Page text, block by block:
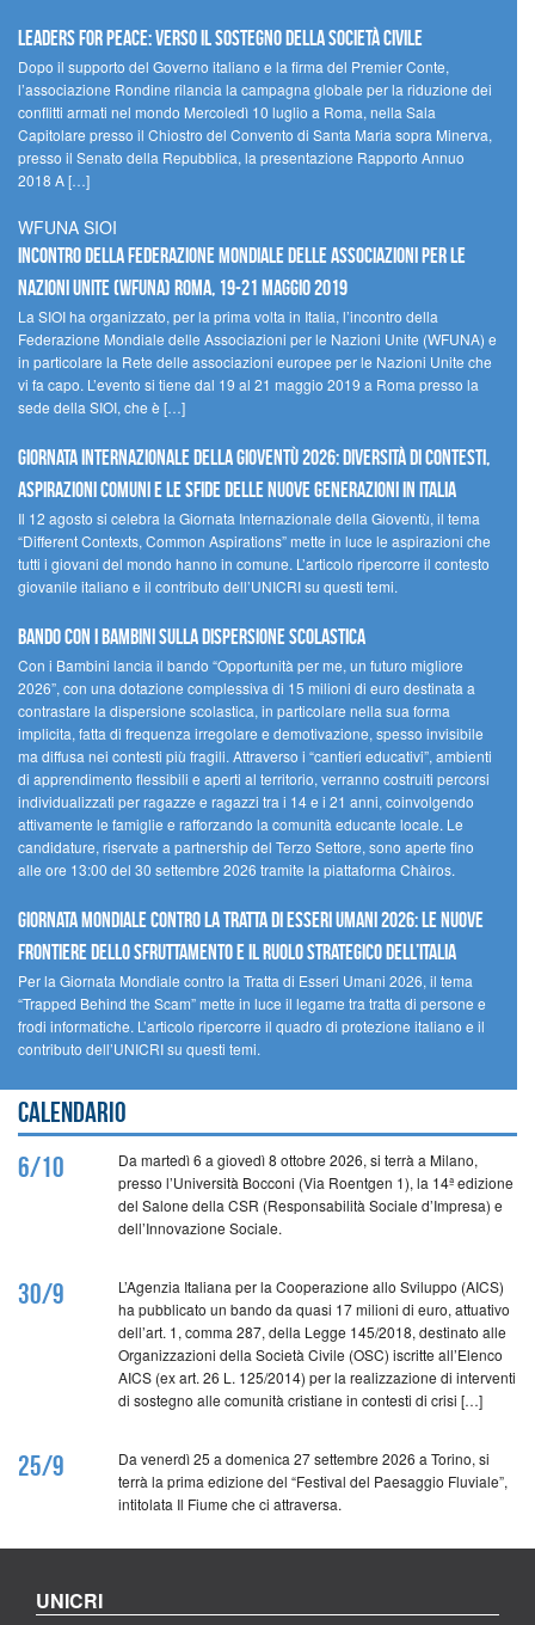
Leaders for peace: verso il sostegno della società civile
Dopo il supporto del Governo italiano e la firma del Premier Conte,
l’associazione Rondine rilancia la campagna globale per la riduzione dei
conflitti armati nel mondo Mercoledì 10 luglio a Roma, nella Sala
Capitolare presso il Chiostro del Convento di Santa Maria sopra Minerva,
presso il Senato della Repubblica, la presentazione Rapporto Annuo
2018 A […]
WFUNA SIOI
Incontro della Federazione Mondiale delle Associazioni per le
Nazioni Unite (WFUNA) Roma, 19-21 maggio 2019
La SIOI ha organizzato, per la prima volta in Italia, l’incontro della
Federazione Mondiale delle Associazioni per le Nazioni Unite (WFUNA) e
in particolare la Rete delle associazioni europee per le Nazioni Unite che
vi fa capo. L’evento si tiene dal 19 al 21 maggio 2019 a Roma presso la
sede della SIOI, che è […]
GIORNATA INTERNAZIONALE DELLA GIOVENTÙ 2026: DIVERSITÀ DI CONTESTI,
ASPIRAZIONI COMUNI E LE SFIDE DELLE NUOVE GENERAZIONI IN ITALIA
Il 12 agosto si celebra la Giornata Internazionale della Gioventù, il tema
“Different Contexts, Common Aspirations” mette in luce le aspirazioni che
tutti i giovani del mondo hanno in comune. L’articolo ripercorre il contesto
giovanile italiano e il contributo dell’UNICRI su questi temi.
Bando Con i Bambini sulla dispersione scolastica
Con i Bambini lancia il bando “Opportunità per me, un futuro migliore
2026”, con una dotazione complessiva di 15 milioni di euro destinata a
contrastare la dispersione scolastica, in particolare nella sua forma
implicita, fatta di frequenza irregolare e demotivazione, spesso invisibile
ma diffusa nei contesti più fragili. Attraverso i “cantieri educativi”, ambienti
di apprendimento flessibili e aperti al territorio, verranno costruiti percorsi
individualizzati per ragazze e ragazzi tra i 14 e i 21 anni, coinvolgendo
attivamente le famiglie e rafforzando la comunità educante locale. Le
candidature, riservate a partnership del Terzo Settore, sono aperte fino
alle ore 13:00 del 30 settembre 2026 tramite la piattaforma Chàiros.
GIORNATA MONDIALE CONTRO LA TRATTA DI ESSERI UMANI 2026: LE NUOVE
FRONTIERE DELLO SFRUTTAMENTO E IL RUOLO STRATEGICO DELL’ITALIA
Per la Giornata Mondiale contro la Tratta di Esseri Umani 2026, il tema
“Trapped Behind the Scam” mette in luce il legame tra tratta di persone e
frodi informatiche. L’articolo ripercorre il quadro di protezione italiano e il
contributo dell’UNICRI su questi temi.
Calendario
6/10
Da martedì 6 a giovedì 8 ottobre 2026, si terrà a Milano,
presso l’Università Bocconi (Via Roentgen 1), la 14ª edizione
del Salone della CSR (Responsabilità Sociale d’Impresa) e
dell’Innovazione Sociale.
30/9
L’Agenzia Italiana per la Cooperazione allo Sviluppo (AICS)
ha pubblicato un bando da quasi 17 milioni di euro, attuativo
dell’art. 1, comma 287, della Legge 145/2018, destinato alle
Organizzazioni della Società Civile (OSC) iscritte all’Elenco
AICS (ex art. 26 L. 125/2014) per la realizzazione di interventi
di sostegno alle comunità cristiane in contesti di crisi […]
25/9
Da venerdì 25 a domenica 27 settembre 2026 a Torino, si
terrà la prima edizione del “Festival del Paesaggio Fluviale”,
intitolata Il Fiume che ci attraversa.
UNICRI